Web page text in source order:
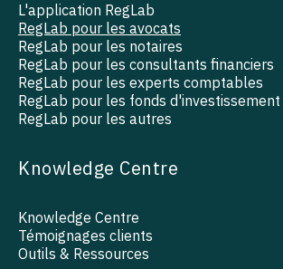
L'application RegLab
RegLab pour les avocats
RegLab pour les notaires
RegLab pour les consultants financiers
RegLab pour les experts comptables
RegLab pour les fonds d'investissement
RegLab pour les autres
Knowledge Centre
Knowledge Centre
Témoignages clients
Outils & Ressources